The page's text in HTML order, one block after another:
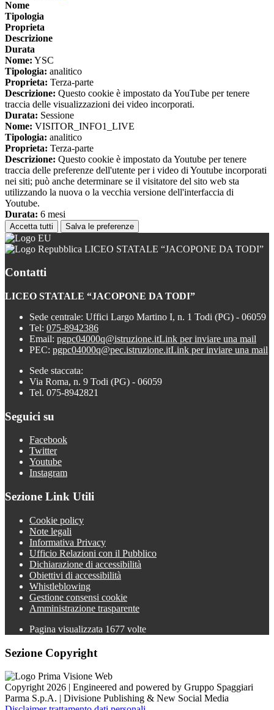
Nome
Tipologia
Proprieta
Descrizione
Durata
Nome: YSC
Tipologia: analitico
Proprieta: Terza-parte
Descrizione: Questo cookie è impostato da YouTube per tenere
traccia delle visualizzazioni dei video incorporati.
Durata: Sessione
Nome: VISITOR_INFO1_LIVE
Tipologia: analitico
Proprieta: Terza-parte
Descrizione: Questo cookie è impostato da Youtube per tenere
traccia delle preferenze dell'utente per i video di Youtube incorporati
nei siti; può anche determinare se il visitatore del sito web sta
utilizzando la nuova o la vecchia versione dell'interfaccia di
Youtube.
Durata: 6 mesi
Accetta tutti Salva le preferenze
LICEO STATALE “JACOPONE DA TODI”
Contatti
LICEO STATALE “JACOPONE DA TODI”
Sede centrale: Uffici Largo Martino I, n. 1 Todi (PG) - 06059
Tel: 075-8942386
Email: pgpc04000q@istruzione.itLink per inviare una mail
PEC: pgpc04000q@pec.istruzione.itLink per inviare una mail
Sede staccata:
Via Roma, n. 9 Todi (PG) - 06059
Tel. 075-8942821
Seguici su
Facebook
Twitter
Youtube
Instagram
Sezione Link Utili
Cookie policy
Note legali
Informativa Privacy
Ufficio Relazioni con il Pubblico
Dichiarazione di accessibilità
Obiettivi di accessibilità
Whistleblowing
Gestione consensi cookie
Amministrazione trasparente
Pagina visualizzata 1677 volte
Sezione Copyright
Copyright 2026 | Engineered and powered by Gruppo Spaggiari
Parma S.p.A. | Divisione Publishing & New Social Media